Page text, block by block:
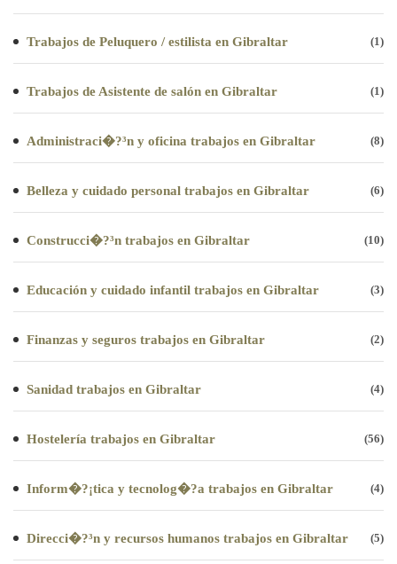
Trabajos de Peluquero / estilista en Gibraltar (1)
Trabajos de Asistente de salón en Gibraltar (1)
Administraci�?³n y oficina trabajos en Gibraltar (8)
Belleza y cuidado personal trabajos en Gibraltar (6)
Construcci�?³n trabajos en Gibraltar (10)
Educación y cuidado infantil trabajos en Gibraltar (3)
Finanzas y seguros trabajos en Gibraltar (2)
Sanidad trabajos en Gibraltar (4)
Hostelería trabajos en Gibraltar (56)
Inform�?¡tica y tecnolog�?­a trabajos en Gibraltar (4)
Direcci�?³n y recursos humanos trabajos en Gibraltar (5)